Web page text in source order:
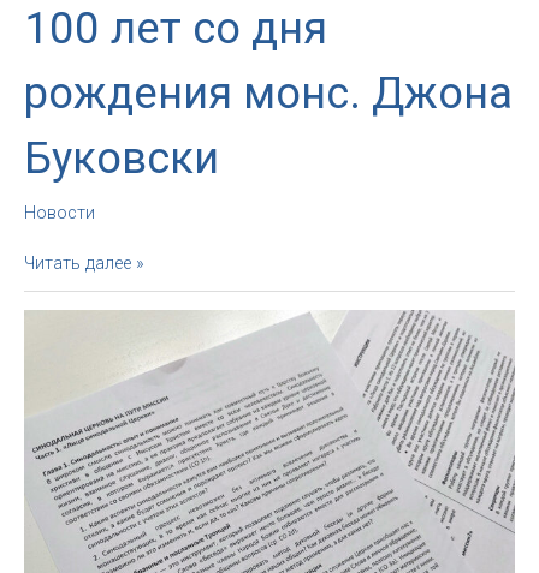
100 лет со дня
рождения монс. Джона
Буковски
Новости
Начало
Недели
молитв
100
лет
рождения
Читать далее »